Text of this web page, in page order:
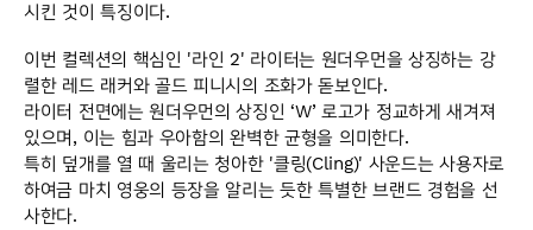
시킨 것이 특징이다.
이번 컬렉션의 핵심인 '라인 2' 라이터는 원더우먼을 상징하는 강
렬한 레드 래커와 골드 피니시의 조화가 돋보인다.
라이터 전면에는 원더우먼의 상징인 ‘W’ 로고가 정교하게 새겨져
있으며, 이는 힘과 우아함의 완벽한 균형을 의미한다.
특히 덮개를 열 때 울리는 청아한 '클링(Cling)' 사운드는 사용자로
하여금 마치 영웅의 등장을 알리는 듯한 특별한 브랜드 경험을 선
사한다.